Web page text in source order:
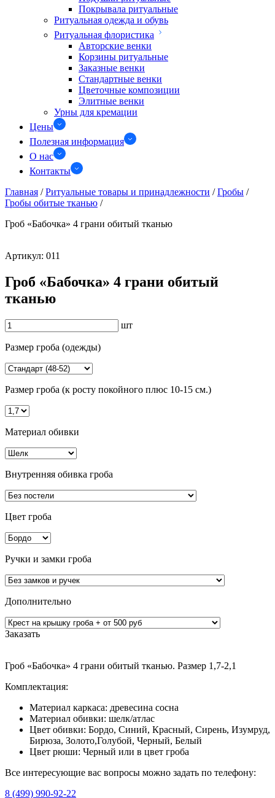
Покрывала ритуальные
Ритуальная одежда и обувь
Ритуальная флористика
Авторские венки
Корзины ритуальные
Заказные венки
Стандартные венки
Цветочные композиции
Элитные венки
Урны для кремации
Цены
Полезная информация
О нас
Контакты
Главная / Ритуальные товары и принадлежности / Гробы /
Гробы обитые тканью /
Гроб «Бабочка» 4 грани обитый тканью
Артикул: 011
Гроб «Бабочка» 4 грани обитый
тканью
шт
Размер гроба (одежды)
Размер гроба (к росту покойного плюс 10-15 см.)
Материал обивки
Внутренняя обивка гроба
Цвет гроба
Ручки и замки гроба
Дополнительно
Заказать
Гроб «Бабочка» 4 грани обитый тканью. Размер 1,7-2,1
Комплектация:
Материал каркаса: древесина сосна
Материал обивки: шелк/атлас
Цвет обивки: Бордо, Синий, Красный, Сирень, Изумруд,
Бирюза, Золото,Голубой, Черный, Белый
Цвет рюши: Черный или в цвет гроба
Все интересующие вас вопросы можно задать по телефону:
8 (499) 990-92-22